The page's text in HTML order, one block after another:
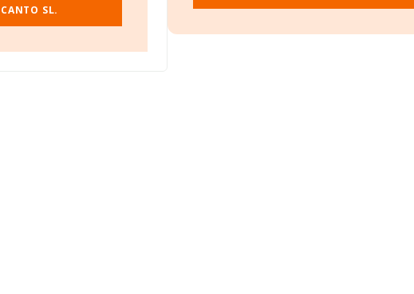
empresas, en el ámbito
y se estima que el
aparecen 3963
SL.